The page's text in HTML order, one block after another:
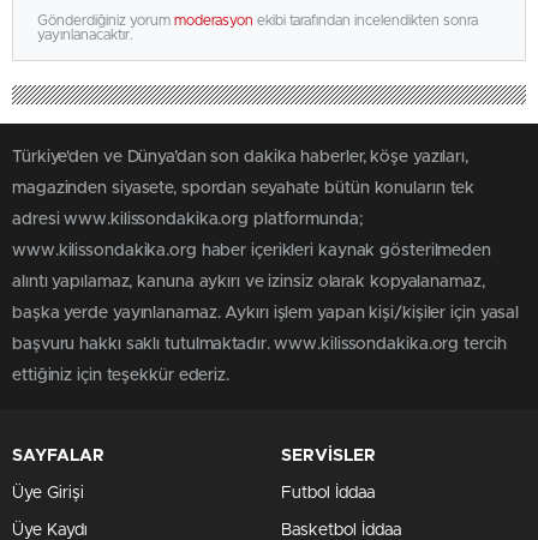
Gönderdiğiniz yorum moderasyon ekibi tarafından incelendikten sonra
yayınlanacaktır.
Türkiye'den ve Dünya’dan son dakika haberler, köşe yazıları,
magazinden siyasete, spordan seyahate bütün konuların tek
adresi www.kilissondakika.org platformunda;
www.kilissondakika.org haber içerikleri kaynak gösterilmeden
alıntı yapılamaz, kanuna aykırı ve izinsiz olarak kopyalanamaz,
başka yerde yayınlanamaz. Aykırı işlem yapan kişi/kişiler için yasal
başvuru hakkı saklı tutulmaktadır. www.kilissondakika.org tercih
ettiğiniz için teşekkür ederiz.
SAYFALAR
Üye Girişi
Üye Kaydı
SERVİSLER
Futbol İddaa
Basketbol İddaa